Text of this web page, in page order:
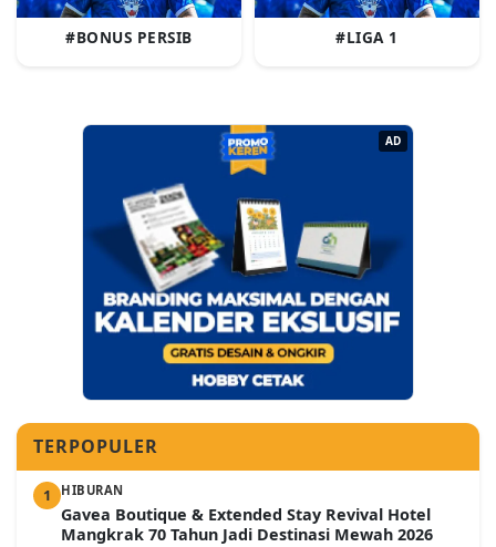
#BONUS PERSIB #LIGA 1
AD
TERPOPULER
1 HIBURAN
Gavea Boutique & Extended Stay Revival Hotel
Mangkrak 70 Tahun Jadi Destinasi Mewah 2026